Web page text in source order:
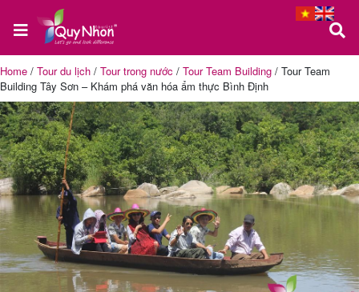
Trang
chủ
Tour
Quy
Nhơn
Home / Tour du lịch / Tour trong nước / Tour Team Building / Tour Team
Building Tây Sơn – Khám phá văn hóa ẩm thực Bình Định